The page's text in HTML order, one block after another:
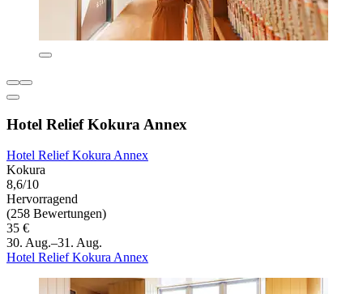
Hotel Relief Kokura Annex
Hotel Relief Kokura Annex
Kokura
8,6/10
Hervorragend
(258 Bewertungen)
35 €
30. Aug.–31. Aug.
Hotel Relief Kokura Annex